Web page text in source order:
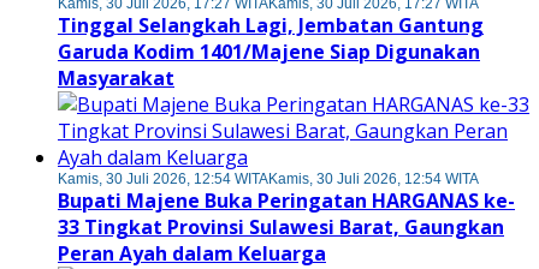
Kamis, 30 Juli 2026, 17:27 WITAKamis, 30 Juli 2026, 17:27 WITA
Tinggal Selangkah Lagi, Jembatan Gantung
Garuda Kodim 1401/Majene Siap Digunakan
Masyarakat
Kamis, 30 Juli 2026, 12:54 WITAKamis, 30 Juli 2026, 12:54 WITA
Bupati Majene Buka Peringatan HARGANAS ke-
33 Tingkat Provinsi Sulawesi Barat, Gaungkan
Peran Ayah dalam Keluarga